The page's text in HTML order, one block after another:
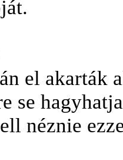
el akarták
se
néznie